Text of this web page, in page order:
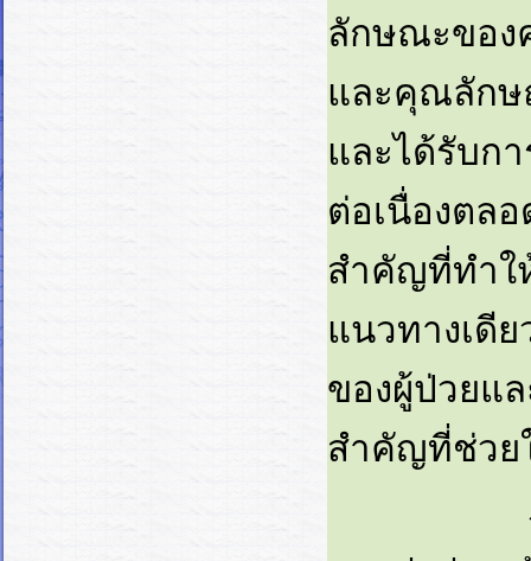
ลักษณะขอ
และคุณลักษ
และได้รับก
ต่อเนื่องต
สำคัญที่ทำใ
แนวทางเ
ของผู้ป่วย
สำคัญที่ช่วย
วัฒนธรร